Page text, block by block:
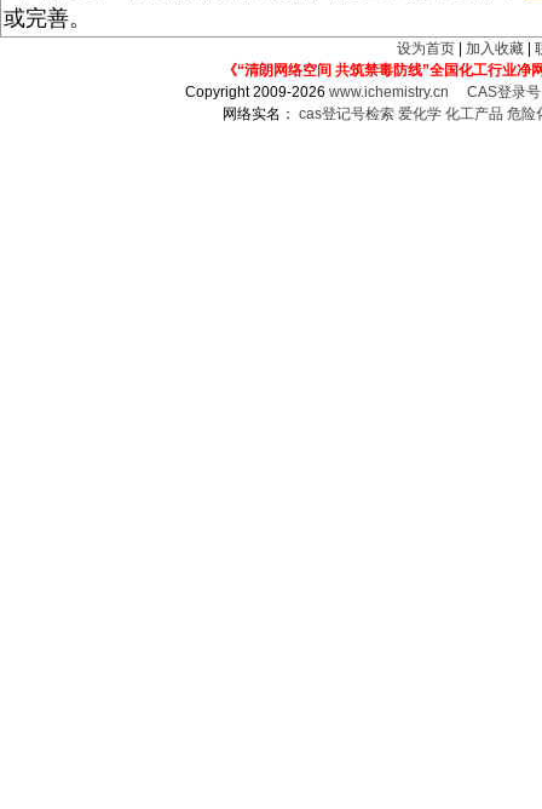
或完善。
设为首页 加入收藏
《“清朗网络空间 共筑禁毒防线”全国化工行业净
Copyright 2009-2026www.ichemistry.cn
CAS登录
网络实名： cas登记号检索 爱化学 化工产品 危险